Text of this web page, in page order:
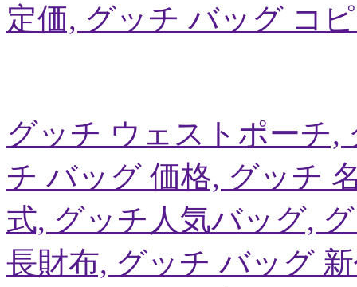
定価, グッチ バッグ コ
グッチ ウェストポーチ,
チ バッグ 価格, グッチ
式, グッチ人気バッグ,
長財布, グッチ バッグ